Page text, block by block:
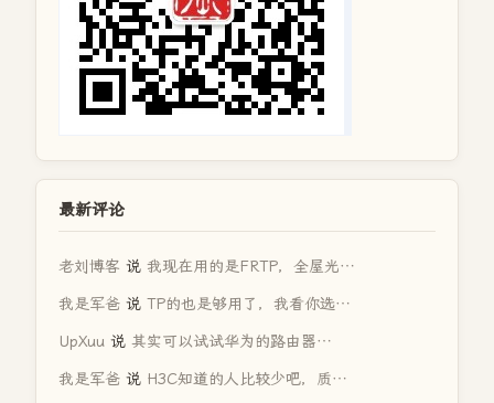
最新评论
老刘博客 说 我现在用的是FRTP，全屋光…
我是军爸 说 TP的也是够用了，我看你选…
UpXuu 说 其实可以试试华为的路由器…
我是军爸 说 H3C知道的人比较少吧，质…